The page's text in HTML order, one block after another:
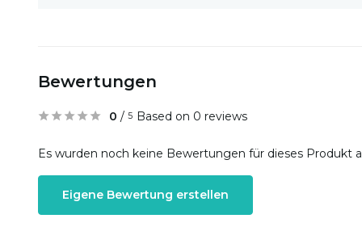
Bewertungen
0 / 5 Based on 0 reviews
Es wurden noch keine Bewertungen für dieses Produkt
Eigene Bewertung erstellen